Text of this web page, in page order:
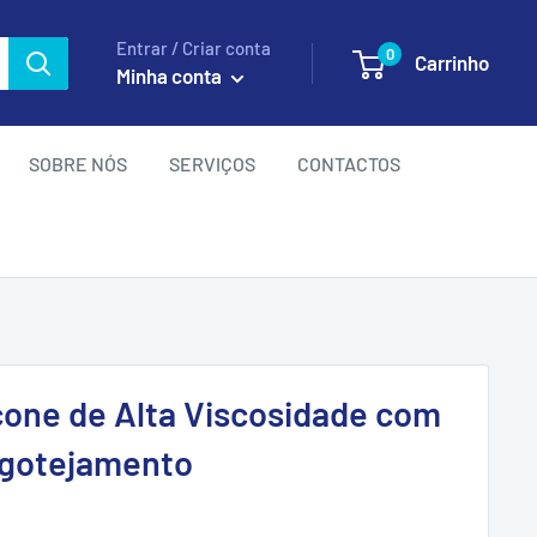
Entrar / Criar conta
Minha conta
0 Carrinho
SOBRE NÓS SERVIÇOS CONTACTOS
de Alta Viscosidade com